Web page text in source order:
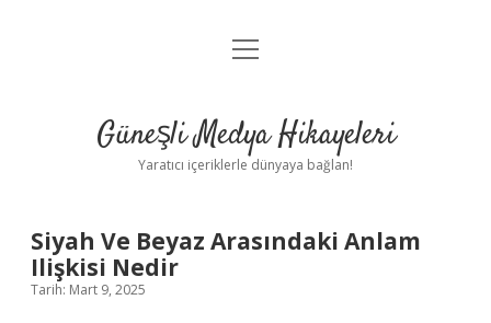
Anasayfa
Yasal Uyarı
menüyü
Güneşli Medya Hikayeleri
Yaratıcı içeriklerle dünyaya bağlan!
Siyah Ve Beyaz Arasındaki Anlam
Ilişkisi Nedir
Tarih: Mart 9, 2025